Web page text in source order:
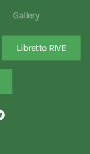
Gallery
Libretto RIVE